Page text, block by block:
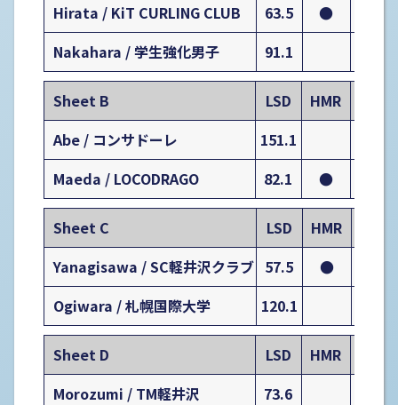
Hirata / KiT CURLING CLUB
63.5 ●
Nakahara / 学生強化男子
91.1
Sheet B LSD HMR
Abe / コンサドーレ
151.1
Maeda / LOCODRAGO
82.1 ●
Sheet C LSD HMR
Yanagisawa / SC軽井沢クラブ 57.5 ●
Ogiwara / 札幌国際大学
120.1
Sheet D LSD HMR
Morozumi / TM軽井沢
73.6